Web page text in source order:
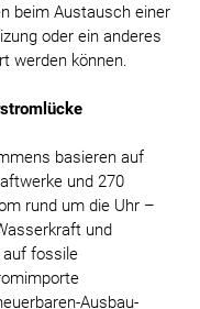
beim Austausch einer
oder ein anderes
werden können.
basieren auf
und 270
rund um die Uhr –
und
auf fossile
Ausbau-